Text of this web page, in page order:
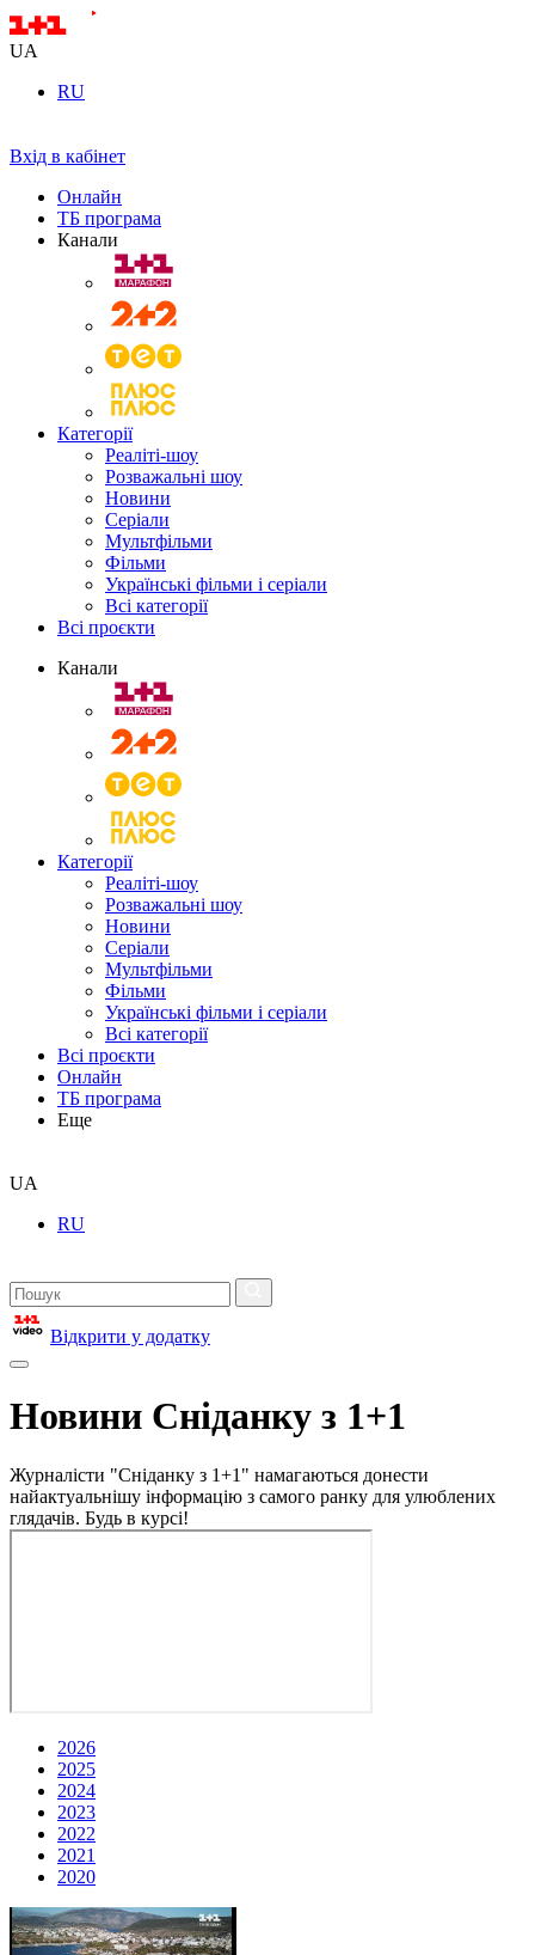
UA
RU
Вхід в кабінет
Онлайн
ТБ програма
Канали
Категорії
Реаліті-шоу
Розважальні шоу
Новини
Серіали
Мультфільми
Фільми
Українські фільми і серіали
Всі категорії
Всі проєкти
Канали
Категорії
Реаліті-шоу
Розважальні шоу
Новини
Серіали
Мультфільми
Фільми
Українські фільми і серіали
Всі категорії
Всі проєкти
Онлайн
ТБ програма
Еще
UA
RU
Відкрити у додатку
Новини Сніданку з 1+1
Журналісти "Сніданку з 1+1" намагаються донести
найактуальнішу інформацію з самого ранку для улюблених
глядачів. Будь в курсі!
2026
2025
2024
2023
2022
2021
2020